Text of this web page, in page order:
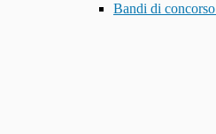
Bandi di concorso